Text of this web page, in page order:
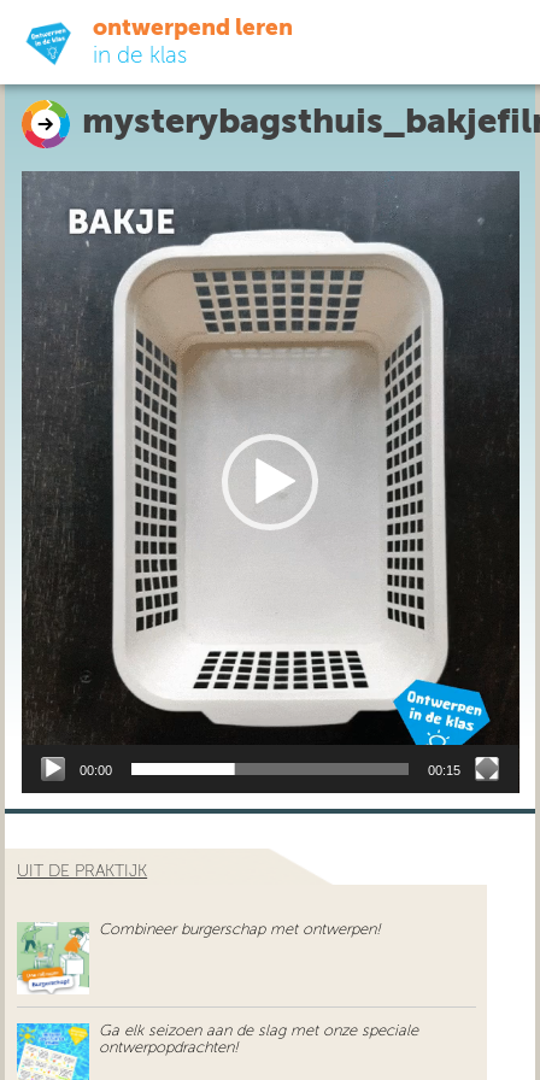
ontwerpend leren
in de klas
ready-to-go
do-it-yourself
didactiek
uit de praktijk
over ons
Video
Player
00:00 00:15
UIT DE PRAKTIJK
Combineer burgerschap met ontwerpen!
Ga elk seizoen aan de slag met onze speciale
ontwerpopdrachten!